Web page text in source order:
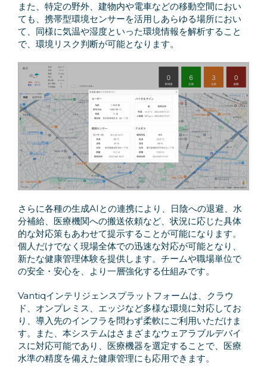
また、特定の野外、建物内や電車などの移動空間におい
ても、携帯型環境センサーを活用しあらゆる場所におい
て、同様に気温や湿度といった環境情報を解析すること
で、環境リスク判断が可能となります。
さらに各種の生成AIとの連携により、日陰への退避、水
分補給、医療機関への搬送依頼など、状況に応じた具体
的な対応策もあわせて提示することが可能になります。
個人だけでなく現場全体での迅速な対応が可能となり、
新たな健康管理体験を提供します。チームや職場単位で
の安全・安心を、より一層強化する仕組みです。
Vantiqインテリジェンスプラットフォームは、クラウ
ド、オンプレミス、エッジなど多様な環境に対応してお
り、導入先のインフラを問わず柔軟にご利用いただけま
す。また、本システムはさまざまなウェアラブルデバイ
スに対応可能であり、医療機器を選定することで、医療
水準の精度を備えた健康管理にも応用できます。